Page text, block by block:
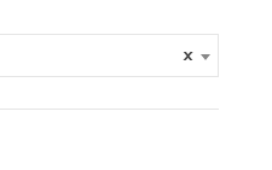
×